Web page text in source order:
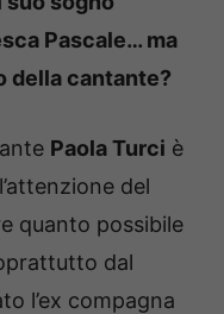
Pascale… ma
della cantante?
Paola Turci è
del
quanto possibile
dal
l’ex compagna